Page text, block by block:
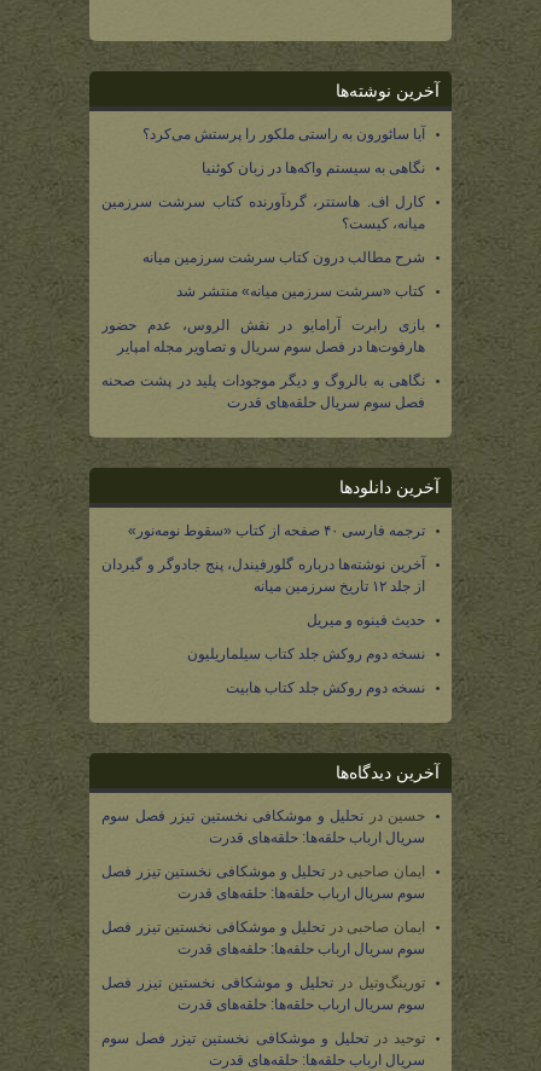
آخرین نوشته‌ها
آیا سائورون به راستی ملکور را پرستش می‌کرد؟
نگاهی به سیستم واکه‌ها در زبان کوئنیا
کارل اف. هاستتر، گردآورنده کتاب سرشت سرزمین
میانه، کیست؟
شرح مطالب درون کتاب سرشت سرزمین میانه
کتاب «سرشت سرزمین میانه» منتشر شد
بازی رابرت آرامایو در نقش الروس، عدم حضور
هارفوت‌ها در فصل سوم سریال و تصاویر مجله امپایر
نگاهی به بالروگ و دیگر موجودات پلید در پشت صحنه
فصل سوم سریال حلقه‌های قدرت
آخرین دانلودها
ترجمه فارسی ۴۰ صفحه از کتاب «سقوط نومه‌نور»
آخرین نوشته‌ها درباره گلورفیندل، پنج جادوگر و گیردان
از جلد ۱۲ تاریخ سرزمین میانه
حدیث فینوه و میریل
نسخه دوم روکش جلد کتاب سیلماریلیون
نسخه دوم روکش جلد کتاب هابیت
آخرین دیدگاه‌ها
حسین در تحلیل و موشکافی نخستین تیزر فصل سوم
سریال ارباب حلقه‌ها: حلقه‌های قدرت
ایمان صاحبی در تحلیل و موشکافی نخستین تیزر فصل
سوم سریال ارباب حلقه‌ها: حلقه‌های قدرت
ایمان صاحبی در تحلیل و موشکافی نخستین تیزر فصل
سوم سریال ارباب حلقه‌ها: حلقه‌های قدرت
تورینگ‌وتیل در تحلیل و موشکافی نخستین تیزر فصل
سوم سریال ارباب حلقه‌ها: حلقه‌های قدرت
توحید درتحلیل و موشکافی نخستین تیزر فصل سوم
سریال ارباب حلقه‌ها: حلقه‌های قدرت